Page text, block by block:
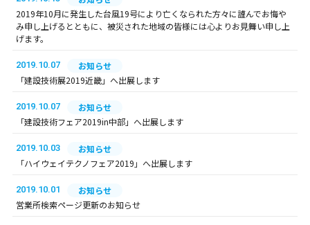
2019年10月に発生した台風19号により亡くなられた方々に謹んでお悔や
み申し上げるとともに、被災された地域の皆様には心よりお見舞い申し上
げます。
2019.10.07
お知らせ
「建設技術展2019近畿」へ出展します
2019.10.07
お知らせ
「建設技術フェア2019in中部」へ出展します
2019.10.03
お知らせ
「ハイウェイテクノフェア2019」へ出展します
2019.10.01
お知らせ
営業所検索ページ更新のお知らせ